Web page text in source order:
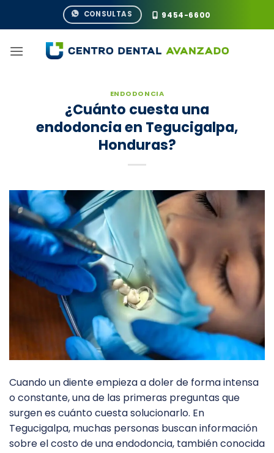
CONSULTAS 9454-6600
ENDODONCIA
¿Cuánto cuesta una
endodoncia en Tegucigalpa,
Honduras?
Cuando un diente empieza a doler de forma intensa
o constante, una de las primeras preguntas que
surgen es cuánto cuesta solucionarlo. En
Tegucigalpa, muchas personas buscan información
sobre el costo de una endodoncia, también conocida